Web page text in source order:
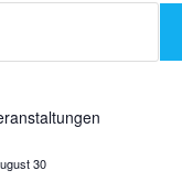
30